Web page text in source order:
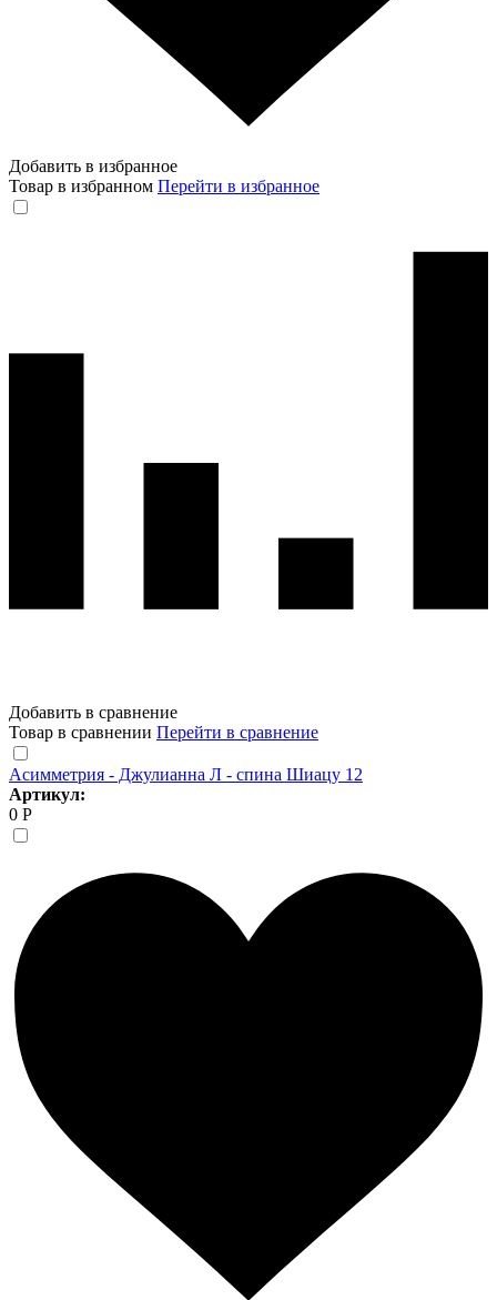
Добавить в избранное
Товар в избранном Перейти в избранное
Добавить в сравнение
Товар в сравнении Перейти в сравнение
Асимметрия - Джулианна Л - спина Шиацу 12
Артикул:
0 Р